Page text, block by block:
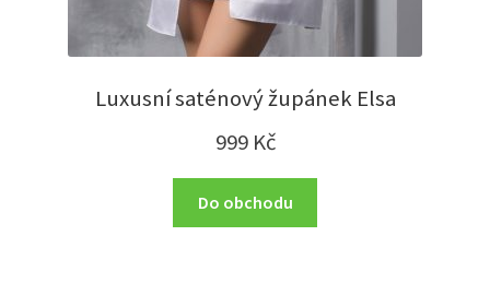
Luxusní saténový župánek Elsa
999 Kč
Do obchodu